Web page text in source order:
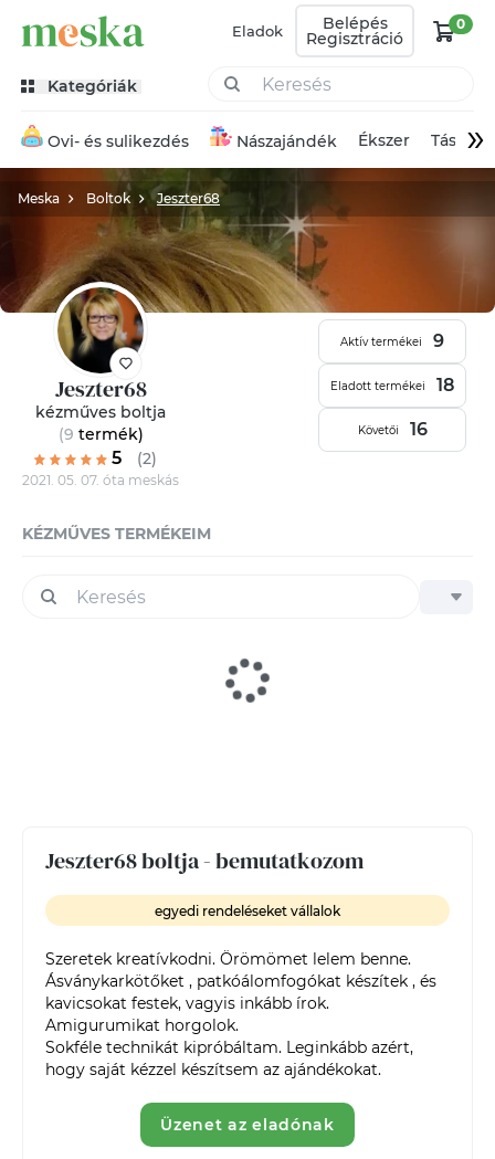
Eladok Belépés
Regisztráció
0
Kategóriák
Ovi- és sulikezdés Nászajándék Ékszer Táska»
Meska Boltok Jeszter68
Jeszter68
kézműves boltja
(9 termék)
5 (2)
2021. 05. 07. óta meskás
Aktív termékei 9
Eladott termékei 18
Követői 16
Jeszter68 boltja - bemutatkozom
egyedi rendeléseket vállalok
Szeretek kreatívkodni. Örömömet lelem benne.
Ásványkarkötőket , patkóálomfogókat készítek , és
kavicsokat festek, vagyis inkább írok.
Amigurumikat horgolok.
Sokféle technikát kipróbáltam. Leginkább azért,
hogy saját kézzel készítsem az ajándékokat.
Üzenet az eladónak
KÉZMŰVES TERMÉKEIM